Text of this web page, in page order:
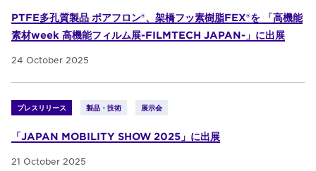
PTFE多孔質製品 ポアフロン®、架橋フッ素樹脂FEX®を 「高機能
素材week 高機能フィルム展-FILMTECH JAPAN-」に出展
24 October 2025
プレスリリース 製品・技術 展示会
「JAPAN MOBILITY SHOW 2025」に出展
21 October 2025